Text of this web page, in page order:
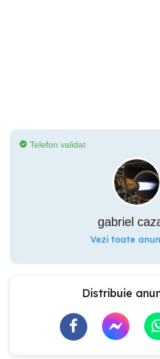
Telefon validat
gabriel
Vezi toate
Distribuie